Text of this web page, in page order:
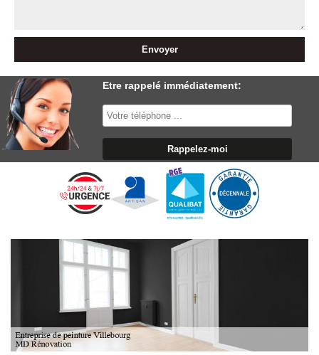
Etre rappelé immédiatement: